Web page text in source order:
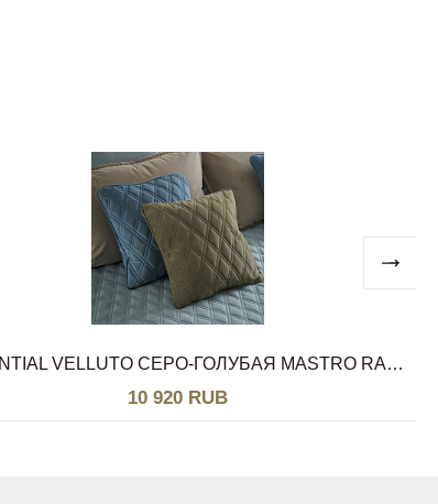
ESSENTIAL VELLUTO СЕРО-ГОЛУБАЯ MASTRO RAPHAEL
10 920 RUB